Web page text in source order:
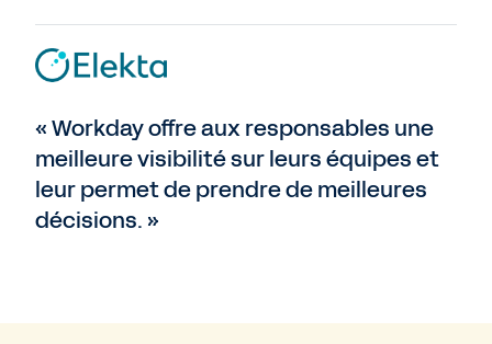
« Workday offre aux responsables une
meilleure visibilité sur leurs équipes et
leur permet de prendre de meilleures
décisions. »